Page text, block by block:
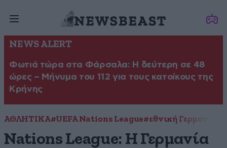
NEWS ALERT
Φωτιά τώρα στα Φάρσαλα: Η δεύτερη σε 48
ώρες – Μήνυμα του 112 για τους κατοίκους της
Κρήνης
ΑΘΛΗΤΙΚΑ#UEFA Nations League#εθνική Γερμανίας
Nations League: Η Γερμανία